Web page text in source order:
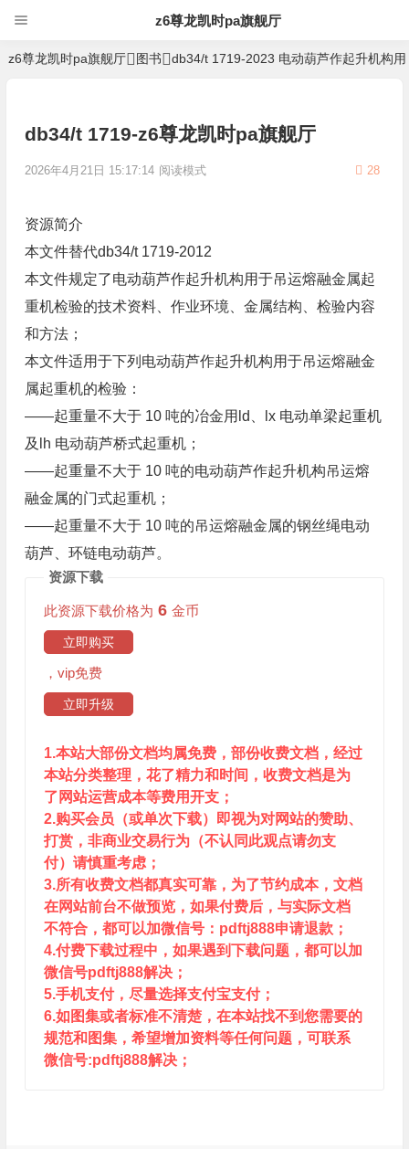
z6尊龙凯时pa旗舰厅
z6尊龙凯时pa旗舰厅 图书 db34/t 1719-2023 电动葫芦作起升机构
db34/t 1719-z6尊龙凯时pa旗舰厅
2026年4月21日 15:17:14 28
阅读模式
资源简介
本文件替代db34/t 1719-2012
本文件规定了电动葫芦作起升机构用于吊运熔融金属起
重机检验的技术资料、作业环境、金属结构、检验内容
和方法；
本文件适用于下列电动葫芦作起升机构用于吊运熔融金
属起重机的检验：
——起重量不大于 10 吨的冶金用ld、lx 电动单梁起重机
及lh 电动葫芦桥式起重机；
——起重量不大于 10 吨的电动葫芦作起升机构吊运熔
融金属的门式起重机；
——起重量不大于 10 吨的吊运熔融金属的钢丝绳电动
葫芦、环链电动葫芦。
资源下载
此资源下载价格为 6 金币
立即购买
，vip免费
立即升级
1.本站大部份文档均属免费，部份收费文档，经过
本站分类整理，花了精力和时间，收费文档是为
了网站运营成本等费用开支；
2.购买会员（或单次下载）即视为对网站的赞助、
打赏，非商业交易行为（不认同此观点请勿支
付）请慎重考虑；
3.所有收费文档都真实可靠，为了节约成本，文档
在网站前台不做预览，如果付费后，与实际文档
不符合，都可以加微信号：pdftj888申请退款；
4.付费下载过程中，如果遇到下载问题，都可以加
微信号pdftj888解决；
5.手机支付，尽量选择支付宝支付；
6.如图集或者标准不清楚，在本站找不到您需要的
规范和图集，希望增加资料等任何问题，可联系
微信号:pdftj888解决；